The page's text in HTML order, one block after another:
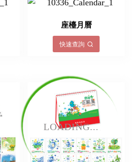
LOADING...
座檯月曆
快速查詢